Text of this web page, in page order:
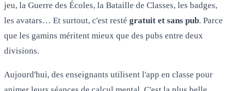
jeu, la Guerre des Écoles, la Bataille de Classes, les badges,
les avatars… Et surtout, c'est resté gratuit et sans pub. Parce
que les gamins méritent mieux que des pubs entre deux
divisions.
Aujourd'hui, des enseignants utilisent l'app en classe pour